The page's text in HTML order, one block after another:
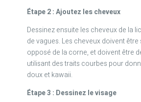
Étape 2 : Ajoutez les cheveux
Dessinez ensuite les cheveux de la
de vagues. Les cheveux doivent
opposé de la corne, et doivent être
utilisant des traits courbes pour
doux et kawaii.
Étape 3 : Dessinez le visage